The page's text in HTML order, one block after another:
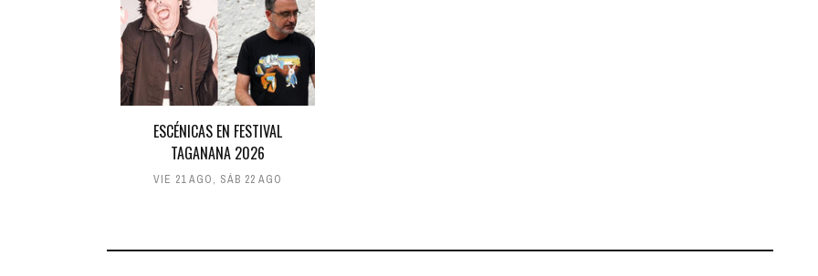
ESCÉNICAS EN FESTIVAL
TAGANANA 2026
VIE 21 AGO, SÁB 22 AGO